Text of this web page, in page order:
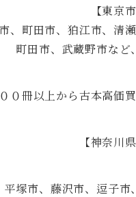
【東京
町田市、狛江市、清
町田市、武蔵野市など
０冊以上から古本高価
【神奈川
塚市、藤沢市、逗子